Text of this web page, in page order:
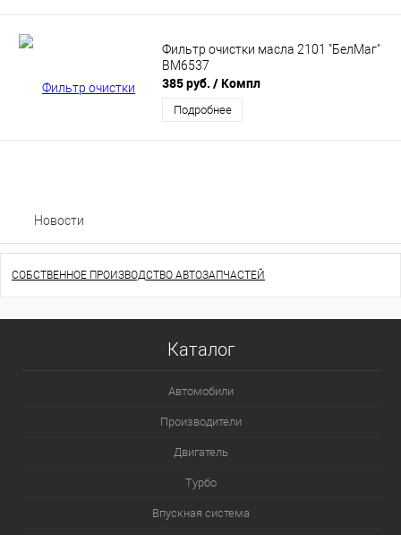
Фильтр очистки масла 2101 "БелМаг"
BM6537
385 руб. / Компл
Подробнее
Новости
СОБСТВЕННОЕ ПРОИЗВОДСТВО АВТОЗАПЧАСТЕЙ
Каталог
Автомобили
Производители
Двигатель
Турбо
Впускная система